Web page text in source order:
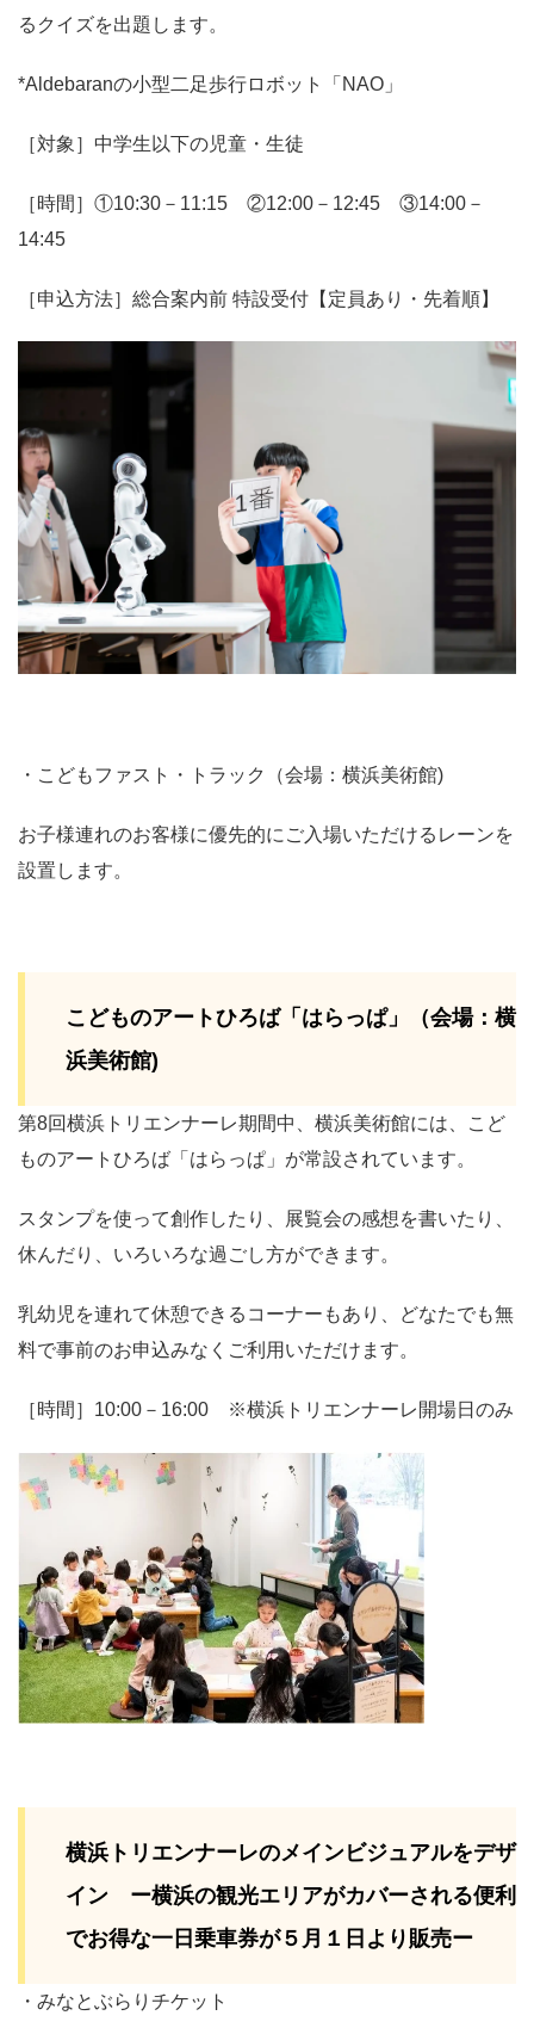
るクイズを出題します。
*Aldebaranの小型二足歩行ロボット「NAO」
［対象］中学生以下の児童・生徒
［時間］①10:30－11:15 ②12:00－12:45 ③14:00－
14:45
［申込方法］総合案内前 特設受付【定員あり・先着順】
・こどもファスト・トラック（会場：横浜美術館)
お子様連れのお客様に優先的にご入場いただけるレーンを
設置します。
こどものアートひろば「はらっぱ」（会場：横
浜美術館)
第8回横浜トリエンナーレ期間中、横浜美術館には、こど
ものアートひろば「はらっぱ」が常設されています。
スタンプを使って創作したり、展覧会の感想を書いたり、
休んだり、いろいろな過ごし方ができます。
乳幼児を連れて休憩できるコーナーもあり、どなたでも無
料で事前のお申込みなくご利用いただけます。
［時間］10:00－16:00 ※横浜トリエンナーレ開場日のみ
横浜トリエンナーレのメインビジュアルをデザ
イン ー横浜の観光エリアがカバーされる便利
でお得な一日乗車券が５月１日より販売ー
・みなとぶらりチケット